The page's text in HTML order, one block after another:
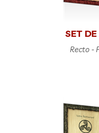
SET
Recto -